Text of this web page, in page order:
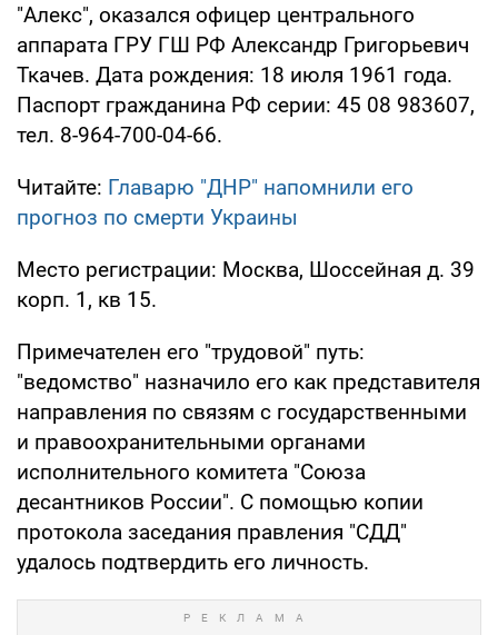
"Алекс", оказался офицер центрального
аппарата ГРУ ГШ РФ Александр Григорьевич
Ткачев. Дата рождения: 18 июля 1961 года.
Паспорт гражданина РФ серии: 45 08 983607,
тел. 8-964-700-04-66.
Читайте: Главарю "ДНР" напомнили его
прогноз по смерти Украины
Место регистрации: Москва, Шоссейная д. 39
корп. 1, кв 15.
Примечателен его "трудовой" путь:
"ведомство" назначило его как представителя
направления по связям с государственными
и правоохранительными органами
исполнительного комитета "Союза
десантников России". С помощью копии
протокола заседания правления "СДД"
удалось подтвердить его личность.